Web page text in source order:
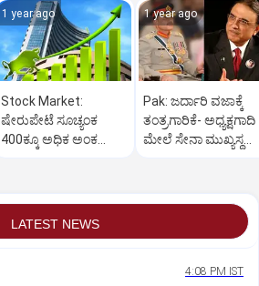
1 year ago
Stock Market:
ಷೇರುಪೇಟೆ ಸೂಚ್ಯಂಕ
400ಕ್ಕೂ ಅಧಿಕ ಅಂಕ
1 year ago
Pak: ಜರ್ದಾರಿ ವಜಾಕ್ಕೆ
ತಂತ್ರಗಾರಿಕೆ- ಅಧ್ಯಕ್ಷಗಾದಿ
ಮೇಲೆ ಸೇನಾ ಮುಖ್ಯಸ್ಥ
LATEST NEWS
4:08 PM IST